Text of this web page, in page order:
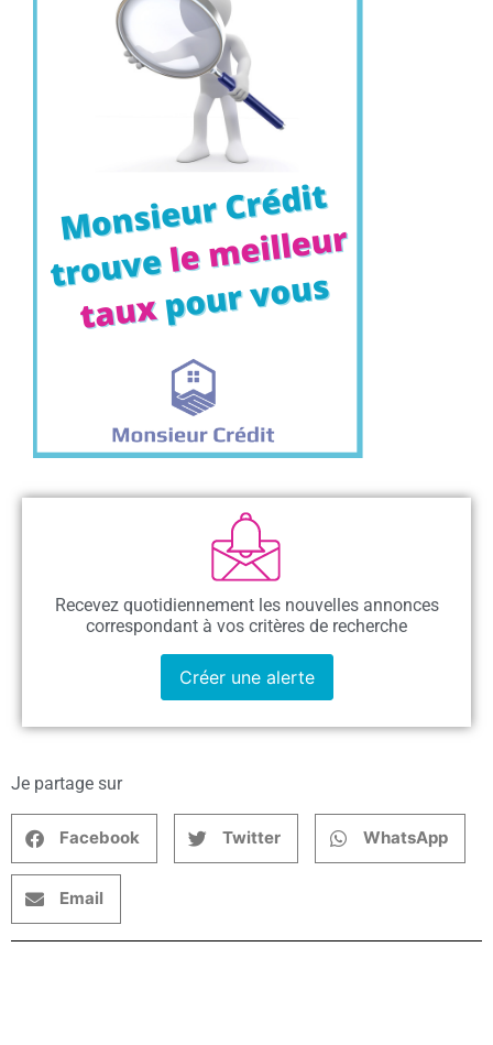
Recevez quotidiennement les nouvelles annonces
correspondant à vos critères de recherche
Créer une alerte
Je partage sur
Facebook Twitter WhatsApp
Email